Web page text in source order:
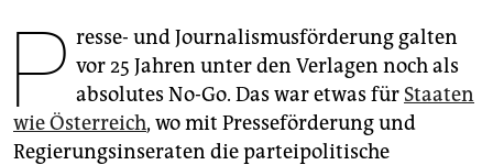
P resse- und Journalismusförderung galten
vor 25 Jahren unter den Verlagen noch als
absolutes No-Go. Das war etwas für Staaten
wie Österreich, wo mit Presseförderung und
Regierungsinseraten die parteipolitische